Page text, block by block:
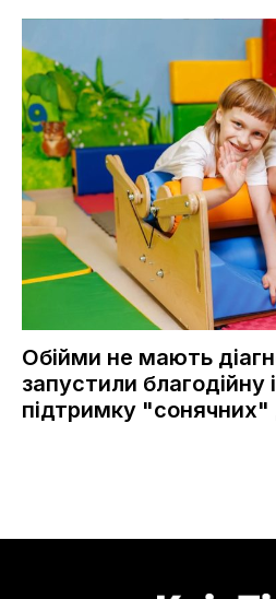
Обійми не мають
запустили благодійну
підтримку "сонячних"